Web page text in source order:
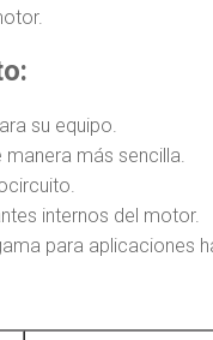
su equipo.
más sencilla.
internos del motor.
para aplicaciones